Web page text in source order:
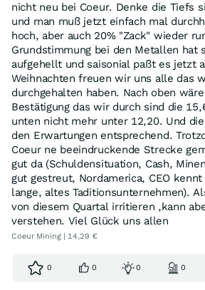
nicht neu bei Coeur. Denke die Tiefs
und man muß jetzt einfach mal
hoch, aber auch 20% "Zack" wieder
Grundstimmung bei den Metallen hat
aufgehellt und saisonial paßt es jetzt
Weihnachten freuen wir uns alle das
durchgehalten haben. Nach oben
Bestätigung das wir durch sind die
unten nicht mehr unter 12,20. Und
den Erwartungen entsprechend.
Coeur ne beeindruckende Strecke
gut da (Schuldensituation, Cash,
gut gestreut, Nordamerica, CEO
lange, altes Taditionsunternehmen).
von diesem Quartal irritieren ,kann
verstehen. Viel Glück uns allen
Coeur Mining | 14,29 €
0 0 0 0